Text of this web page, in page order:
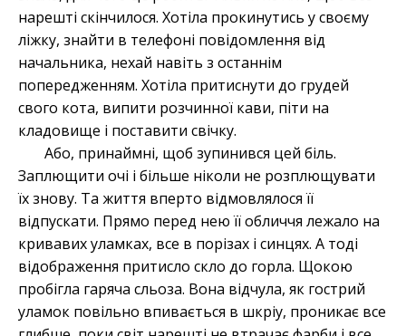
нарешті скінчилося. Хотіла прокинутись у своєму
ліжку, знайти в телефоні повідомлення від
начальника, нехай навіть з останнім
попередженням. Хотіла притиснути до грудей
свого кота, випити розчинної кави, піти на
кладовище і поставити свічку.
Або, принаймні, щоб зупинився цей біль.
Заплющити очі і більше ніколи не розплющувати
їх знову. Та життя вперто відмовлялося її
відпускати. Прямо перед нею її обличчя лежало на
кривавих уламках, все в порізах і синцях. А тоді
відображення притисло скло до горла. Щокою
пробігла гаряча сльоза. Вона відчула, як гострий
уламок повільно впивається в шкріу, проникає все